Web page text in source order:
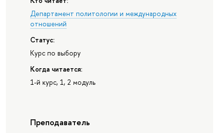
Департамент политологии и международных
отношений
Статус:
Курс по выбору
Когда читается:
1-й курс, 1, 2 модуль
Преподаватель